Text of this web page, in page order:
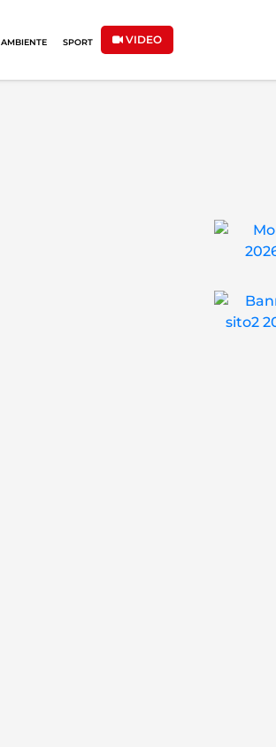
AMBIENTE SPORT VIDEO